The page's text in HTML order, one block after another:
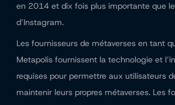
en 2014 et dix fois plus importante que
d’Instagram.
Les fournisseurs de métaverses en tant
Metapolis fournissent la technologie et
requises pour permettre aux utilisateurs
maintenir leurs propres métaverses. Les